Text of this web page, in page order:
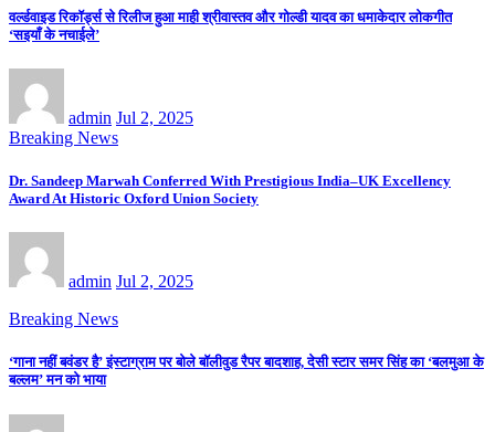
वर्ल्डवाइड रिकॉर्ड्स से रिलीज हुआ माही श्रीवास्तव और गोल्डी यादव का धमाकेदार लोकगीत
‘सइयाँ के नचाईले’
admin Jul 2, 2025
Breaking News
Dr. Sandeep Marwah Conferred With Prestigious India–UK Excellency
Award At Historic Oxford Union Society
admin Jul 2, 2025
Breaking News
‘गाना नहीं बवंडर है’ इंस्टाग्राम पर बोले बॉलीवुड रैपर बादशाह, देसी स्टार समर सिंह का ‘बलमुआ के
बल्लम’ मन को भाया